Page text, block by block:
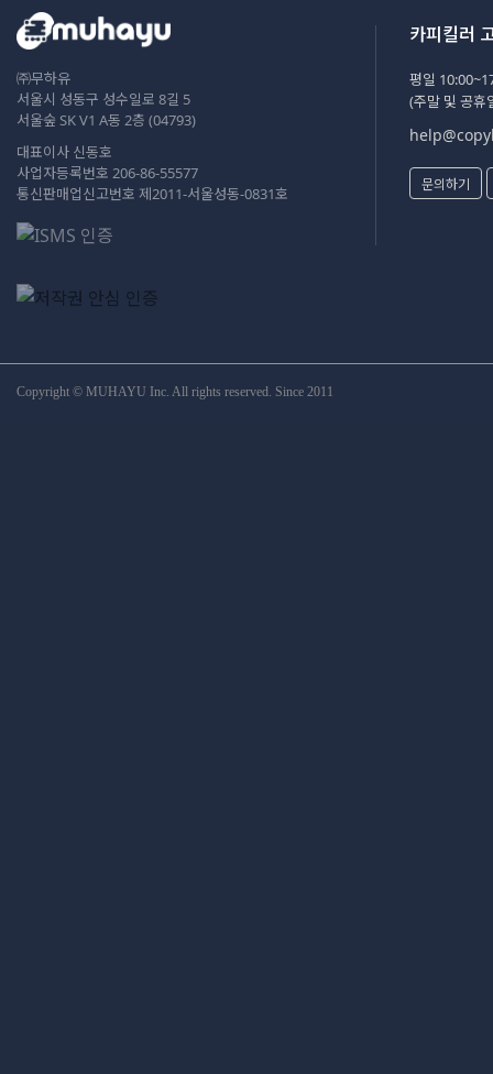
㈜무하유
서울시 성동구 성수일로 8길 5
서울숲 SK V1 A동 2층 (04793)
대표이사 신동호
사업자등록번호 206-86-55577
통신판매업신고번호 제2011-서울성동-0831호
카피킬러
평일
(주말 및 공휴
문의하기
Copyright © MUHAYU Inc. All rights reserved. Since 2011